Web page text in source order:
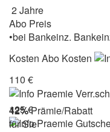
2 Jahre
Abo Preis
•bei Bankeinz.
Kosten Abo Kosten
110 €
42%Prämie/Rabatt
für Sie
125 €